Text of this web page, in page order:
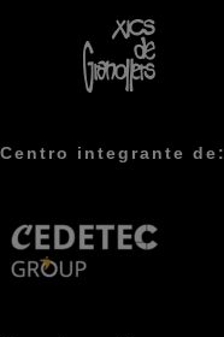
Centro integrante de: